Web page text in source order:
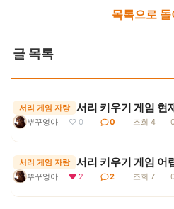
목록으로
글 목록
서리 게임 자랑 서리 키우기 게임 현
뿌꾸엉아 ♡ 0 0 조회 4
서리 게임 자랑 서리 키우기 게임 어
뿌꾸엉아 ❤ 2 2 조회 7